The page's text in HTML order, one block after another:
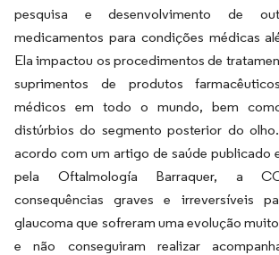
pesquisa e desenvolvimento de
medicamentos para condições médicas
Ela impactou os procedimentos de
suprimentos de produtos
médicos em todo o mundo, bem
distúrbios do segmento posterior do
acordo com um artigo de saúde publicado
pela Oftalmología Barraquer, a
consequências graves e irreversíveis
glaucoma que sofreram uma evolução
e não conseguiram realizar